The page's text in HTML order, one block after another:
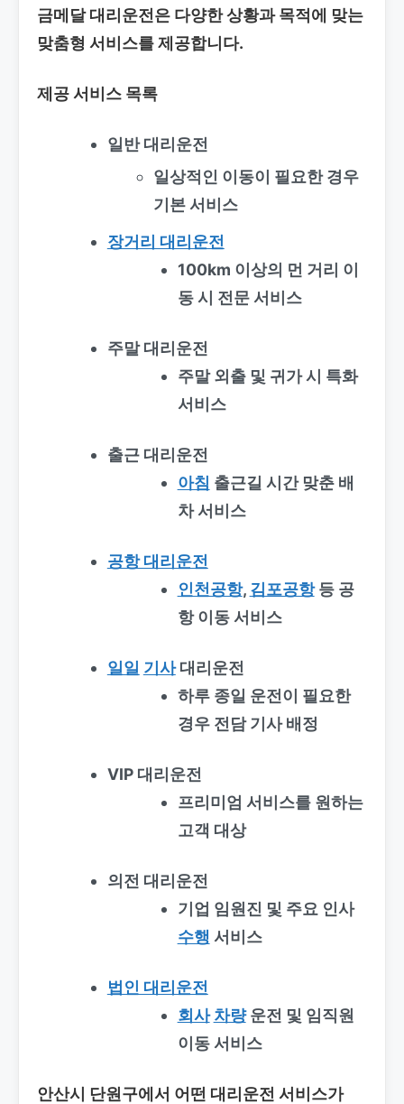
금메달 대리운전은 다양한 상황과 목적에 맞는
맞춤형 서비스를 제공합니다.
제공 서비스 목록
일반 대리운전
일상적인 이동이 필요한 경우
기본 서비스
장거리 대리운전
100km 이상의 먼 거리 이
동 시 전문 서비스
주말 대리운전
주말 외출 및 귀가 시 특화
서비스
출근 대리운전
아침 출근길 시간 맞춘 배
차 서비스
공항 대리운전
인천공항, 김포공항등 공
항 이동 서비스
일일 기사대리운전
하루 종일 운전이 필요한
경우 전담 기사 배정
VIP 대리운전
프리미엄 서비스를 원하는
고객 대상
의전 대리운전
기업 임원진 및 주요 인사
수행 서비스
법인 대리운전
회사 차량운전 및 임직원
이동 서비스
안산시 단원구에서 어떤 대리운전 서비스가